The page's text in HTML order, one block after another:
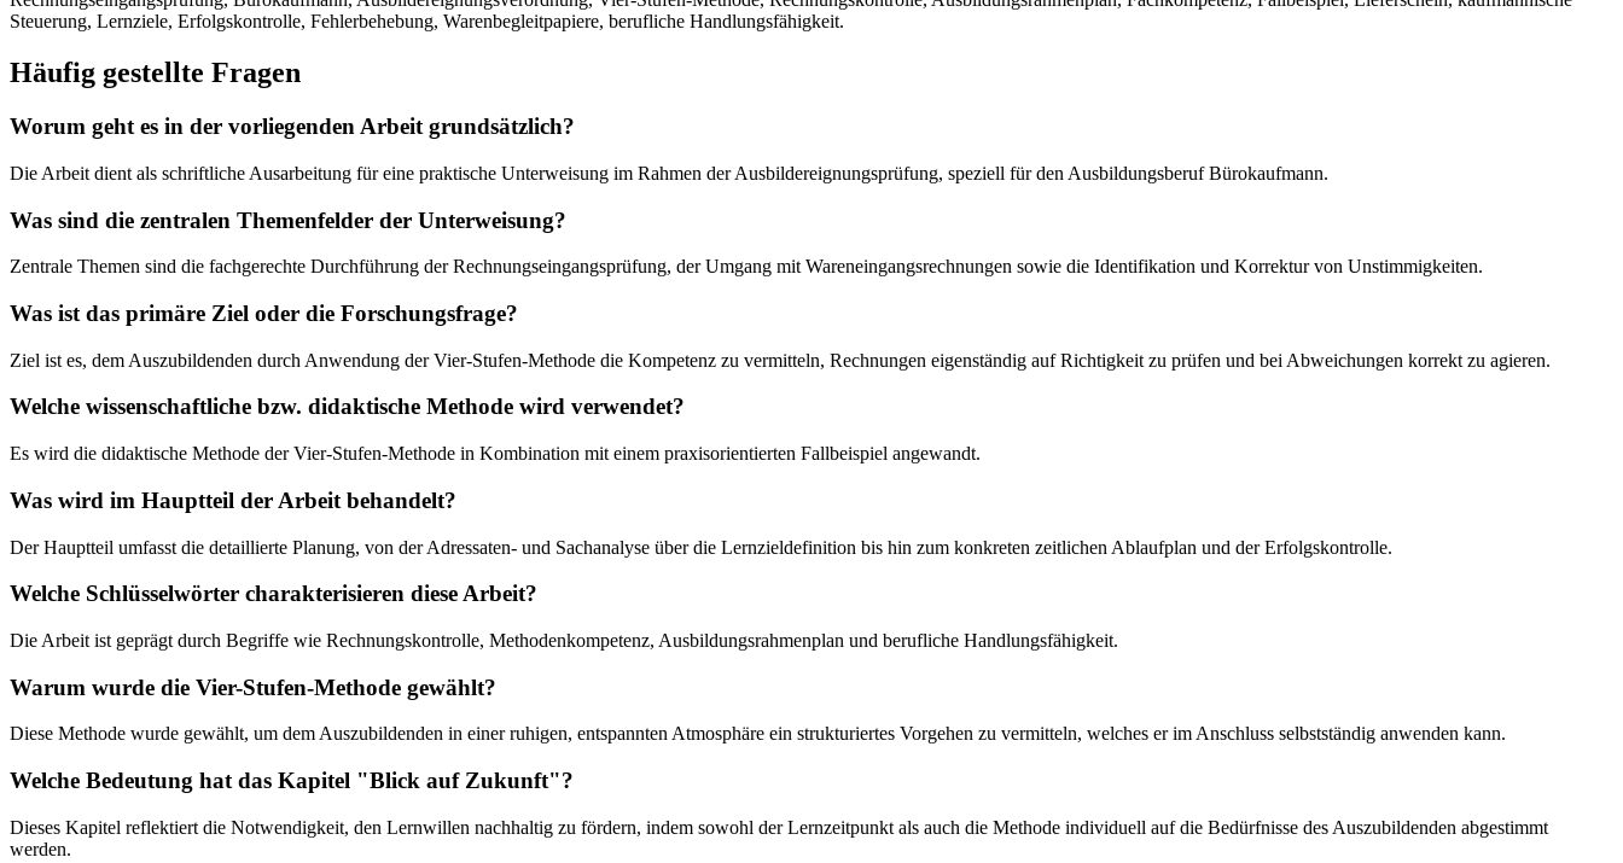
Steuerung, Lernziele, Erfolgskontrolle, Fehlerbehebung, Warenbegleitpapiere, berufliche Handlungsfähigkeit.
Häufig gestellte Fragen
Worum geht es in der vorliegenden Arbeit grundsätzlich?
Die Arbeit dient als schriftliche Ausarbeitung für eine praktische Unterweisung im Rahmen der Ausbildereignungsprüfung, speziell für den Ausbildungsberuf Bürokaufmann.
Was sind die zentralen Themenfelder der Unterweisung?
Zentrale Themen sind die fachgerechte Durchführung der Rechnungseingangsprüfung, der Umgang mit Wareneingangsrechnungen sowie die Identifikation und Korrektur von Unstimmigkeiten.
Was ist das primäre Ziel oder die Forschungsfrage?
Ziel ist es, dem Auszubildenden durch Anwendung der Vier-Stufen-Methode die Kompetenz zu vermitteln, Rechnungen eigenständig auf Richtigkeit zu prüfen und bei Abweichungen korrekt zu agieren.
Welche wissenschaftliche bzw. didaktische Methode wird verwendet?
Es wird die didaktische Methode der Vier-Stufen-Methode in Kombination mit einem praxisorientierten Fallbeispiel angewandt.
Was wird im Hauptteil der Arbeit behandelt?
Der Hauptteil umfasst die detaillierte Planung, von der Adressaten- und Sachanalyse über die Lernzieldefinition bis hin zum konkreten zeitlichen Ablaufplan und der Erfolgskontrolle.
Welche Schlüsselwörter charakterisieren diese Arbeit?
Die Arbeit ist geprägt durch Begriffe wie Rechnungskontrolle, Methodenkompetenz, Ausbildungsrahmenplan und berufliche Handlungsfähigkeit.
Warum wurde die Vier-Stufen-Methode gewählt?
Diese Methode wurde gewählt, um dem Auszubildenden in einer ruhigen, entspannten Atmosphäre ein strukturiertes Vorgehen zu vermitteln, welches er im Anschluss selbstständig anwenden kann.
Welche Bedeutung hat das Kapitel "Blick auf Zukunft"?
Dieses Kapitel reflektiert die Notwendigkeit, den Lernwillen nachhaltig zu fördern, indem sowohl der Lernzeitpunkt als auch die Methode individuell auf die Bedürfnisse des Auszubildenden abgestimmt
werden.